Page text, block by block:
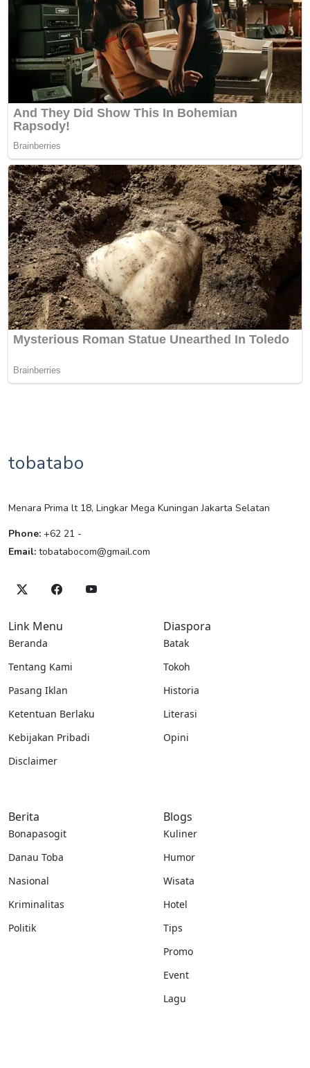
tobatabo
Menara Prima lt 18, Lingkar Mega Kuningan Jakarta Selatan
Phone: +62 21 -
Email: tobatabocom@gmail.com
Link Menu
Beranda
Tentang Kami
Pasang Iklan
Ketentuan Berlaku
Kebijakan Pribadi
Disclaimer
Diaspora
Batak
Tokoh
Historia
Literasi
Opini
Berita
Bonapasogit
Danau Toba
Nasional
Kriminalitas
Politik
Blogs
Kuliner
Humor
Wisata
Hotel
Tips
Promo
Event
Lagu